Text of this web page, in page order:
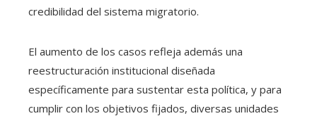
credibilidad del sistema migratorio.
El aumento de los casos refleja además una
reestructuración institucional diseñada
específicamente para sustentar esta política, y para
cumplir con los objetivos fijados, diversas unidades